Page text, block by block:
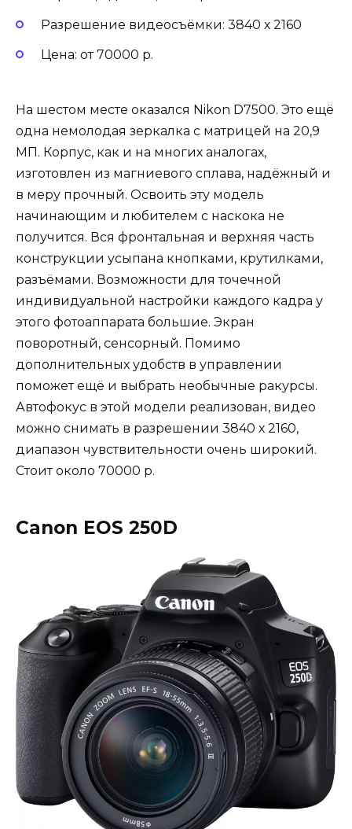
Разрешение видеосъёмки: 3840 х 2160
Цена: от 70000 р.
На шестом месте оказался Nikon D7500. Это ещё
одна немолодая зеркалка с матрицей на 20,9
МП. Корпус, как и на многих аналогах,
изготовлен из магниевого сплава, надёжный и
в меру прочный. Освоить эту модель
начинающим и любителем с наскока не
получится. Вся фронтальная и верхняя часть
конструкции усыпана кнопками, крутилками,
разъёмами. Возможности для точечной
индивидуальной настройки каждого кадра у
этого фотоаппарата большие. Экран
поворотный, сенсорный. Помимо
дополнительных удобств в управлении
поможет ещё и выбрать необычные ракурсы.
Автофокус в этой модели реализован, видео
можно снимать в разрешении 3840 х 2160,
диапазон чувствительности очень широкий.
Стоит около 70000 р.
Canon EOS 250D